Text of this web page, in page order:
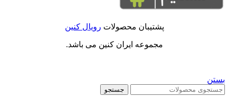
پشتیبان محصولات رویال کنین
مجموعه ایران کنین می باشد.
بستن
جستجو